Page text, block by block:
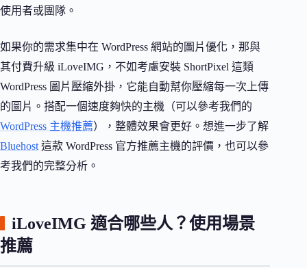
使用者或團隊。
如果你的需求集中在 WordPress 網站的圖片優化，那與
其付費升級 iLoveIMG，不如考慮安裝 ShortPixel 這類
WordPress 圖片壓縮外掛，它能自動幫你壓縮每一次上傳
的圖片。搭配一個速度夠快的主機（可以參考我們的
WordPress 主機推薦），整體效果會更好。想進一步了解
Bluehost 這款 WordPress 官方推薦主機的評價，也可以參
考我們的完整分析。
iLoveIMG 適合哪些人？使用場景
推薦